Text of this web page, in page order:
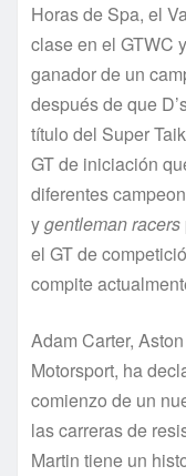
Horas de Spa, el
clase en el GTWC
ganador de un
después de que
título del Super
GT de iniciación
diferentes
ygentleman racers
el GT de
compite
Adam Carter,
Motorsport, ha
comienzo de un
las carreras de
Martin tiene un